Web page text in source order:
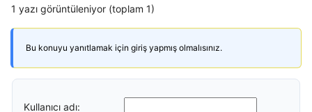
1 yazı görüntüleniyor (toplam 1)
Bu konuyu yanıtlamak için giriş yapmış olmalısınız.
Kullanıcı adı: